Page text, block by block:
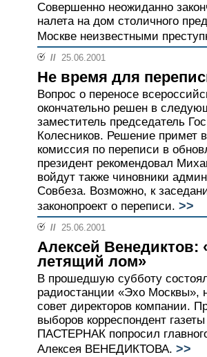
Совершенно неожиданно
налета на дом столичного
Москве неизвестными
// 25.06.2001
Не время для
Вопрос о переносе
окончательно решен в
заместитель председатель
Колесников. Решение примет
комиссия по переписи в
президент рекомендовал
войдут также чиновники
Совбеза. Возможно, к
законопроект о переписи. >>
// 25.06.2001
Алексей
летящий лом»
В прошедшую субботу
радиостанции «Эхо Москвы»,
совет директоров компании.
выборов корреспондент
ПАСТЕРНАК попросил
Алексея ВЕНЕДИКТОВА. >>